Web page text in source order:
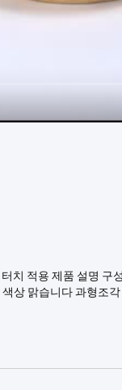
치 적용 제품 설명
상 맑습니다 과형조